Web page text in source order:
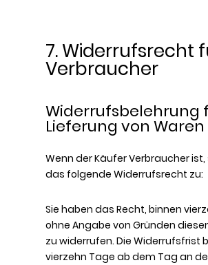
7. Widerrufsrecht
Verbraucher
Widerrufsbelehrung
Lieferung von Waren
Wenn der Käufer Verbraucher
das folgende Widerrufsrecht zu:
Sie haben das Recht, binnen
ohne Angabe von Gründen
zu widerrufen. Die Widerrufsfrist
vierzehn Tage ab dem Tag an